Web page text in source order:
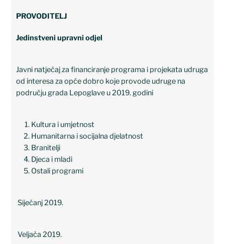
PROVODITELJ
Jedinstveni upravni odjel
Javni natječaj za financiranje programa i projekata udruga
od interesa za opće dobro koje provode udruge na
području grada Lepoglave u 2019. godini
Kultura i umjetnost
Humanitarna i socijalna djelatnost
Branitelji
Djeca i mladi
Ostali programi
Siječanj 2019.
Veljača 2019.